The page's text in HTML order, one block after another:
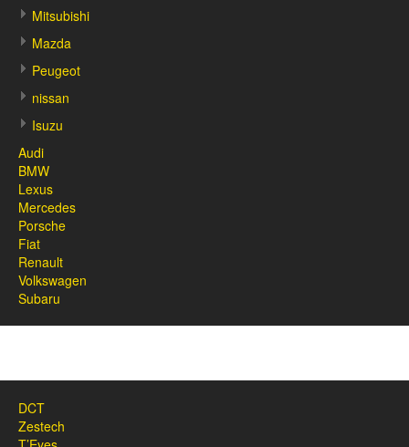
Mitsubishi
Mazda
Peugeot
nissan
Isuzu
Audi
BMW
Lexus
Mercedes
Porsche
Fiat
Renault
Volkswagen
Subaru
DCT
Zestech